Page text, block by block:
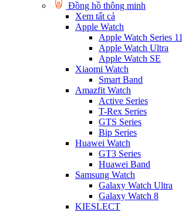
Đồng hồ thông minh
Xem tất cả
Apple Watch
Apple Watch Series 11
Apple Watch Ultra
Apple Watch SE
Xiaomi Watch
Smart Band
Amazfit Watch
Active Series
T-Rex Series
GTS Series
Bip Series
Huawei Watch
GT3 Series
Huawei Band
Samsung Watch
Galaxy Watch Ultra
Galaxy Watch 8
KIESLECT